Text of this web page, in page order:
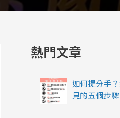
熱門文章
如何提分手
見的五個步驟